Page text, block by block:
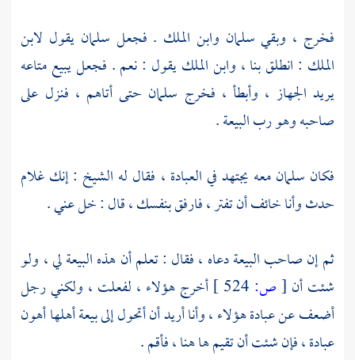
فخرج ، وبقي سلمان وابن الملك . فجعل سلمان يقول لابن
الملك : انطلق بنا ، وابن الملك يقول : نعم . فجعل يبيع متاعه
يريد الجهاز ، وأبطأ ، فخرج سلمان حتى أتاهم ، فنزل على
صاحبه وهو رب البيعة .
فكان سلمانمعه يجتهد في العبادة ، فقال له الشيخ : إنك غلام
حدث وأنا خائف أن تفتر ، فارفق بنفسك ، قال : خل عني .
ثم إن صاحب البيعة دعاه ، فقال : تعلم أن هذه البيعة لي ، ولو
شئت أن [ص:
أخرج هؤلاء ، لفعلت ، ولكني رجل
أضعف عن عبادة هؤلاء ، وأنا أريد أن أتحول إلى بيعة أهلها أهون
عبادة ، فإن شئت أن تقيم ها هنا ، فأقم .